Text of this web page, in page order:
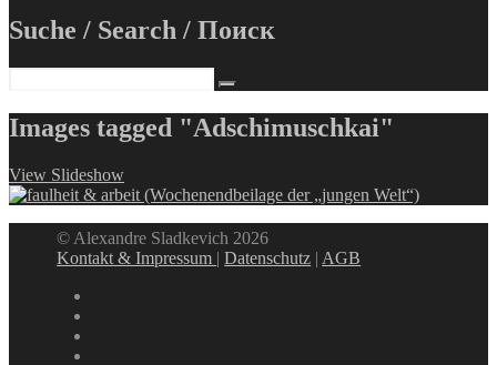
Suche / Search / Поиск
Images tagged "Adschimuschkai"
View Slideshow
© Alexandre Sladkevich 2026
Kontakt & Impressum |Datenschutz | AGB